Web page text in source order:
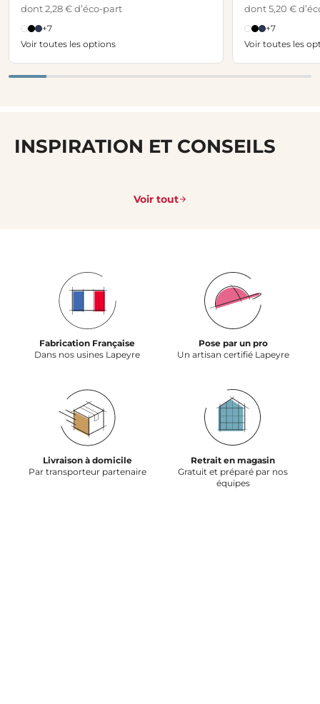
dont 2,28 € d’éco-part
+7
Voir toutes les options
dont 5,20 €
+7
Voir toutes les
INSPIRATION ET CONSEILS
Voir tout
Fabrication Française
Dans nos usines Lapeyre
Pose par un pro
Un artisan certifié Lapeyre
Livraison à domicile
Par transporteur partenaire
Retrait en magasin
Gratuit et préparé par nos
équipes